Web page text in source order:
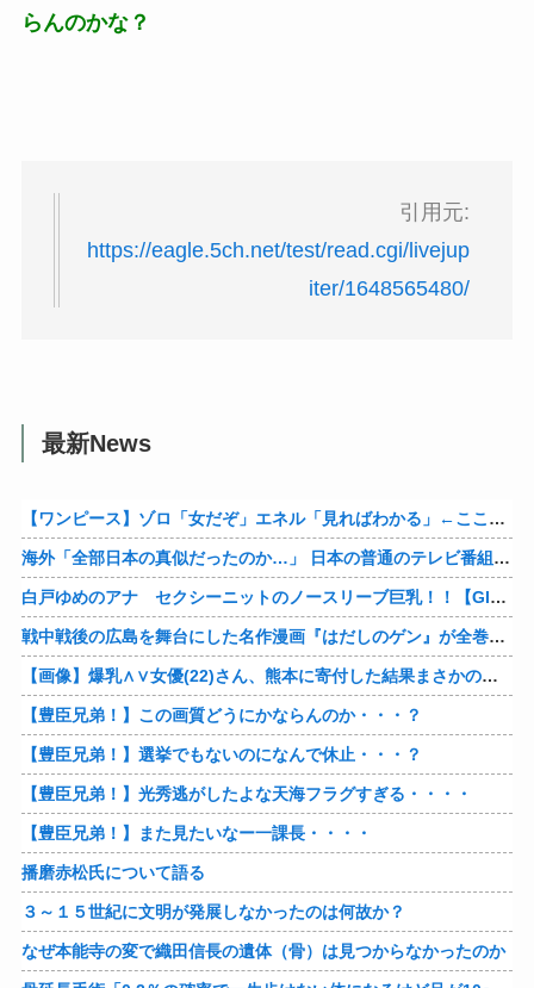
らんのかな？
引用元:
https://eagle.5ch.net/test/read.cgi/livejup
iter/1648565480/
最新News
【ワンピース】ゾロ「女だぞ」エネル「見ればわかる」←ここ好きすぎるｗｗｗｗｗｗｗｗｗｗｗｗｗ
海外「全部日本の真似だったのか…」 日本の普通のテレビ番組が最新SNSの数十年先を行っていたと話題に
白戸ゆめのアナ セクシーニットのノースリーブ巨乳！！【GIF動画あり】
戦中戦後の広島を舞台にした名作漫画『はだしのゲン』が全巻50％オフで買える激安セール開催！！このチャンスを見逃すな！！
【画像】爆乳∧∨女優(22)さん、熊本に寄付した結果まさかの事態に・・・・・・
【豊臣兄弟！】この画質どうにかならんのか・・・？
【豊臣兄弟！】選挙でもないのになんで休止・・・？
【豊臣兄弟！】光秀逃がしたよな天海フラグすぎる・・・・
【豊臣兄弟！】また見たいなー一課長・・・・
播磨赤松氏について語る
３～１５世紀に文明が発展しなかったのは何故か？
なぜ本能寺の変で織田信長の遺体（骨）は見つからなかったのか